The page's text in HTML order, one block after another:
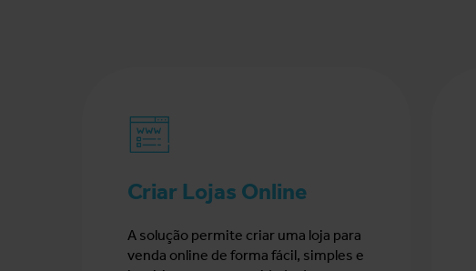
Criar Lojas Online
A solução permite criar uma loja para
venda online de forma fácil, simples e